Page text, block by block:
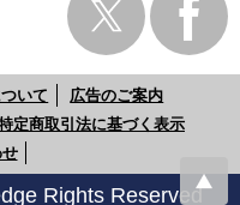
いて
広告のご案内
定商取引法に基づく表示
Rights Reserved